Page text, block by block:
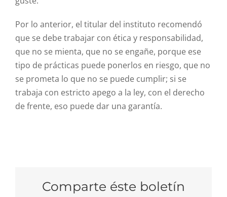
Por lo anterior, el titular del instituto recomendó
que se debe trabajar con ética y responsabilidad,
que no se mienta, que no se engañe, porque ese
tipo de prácticas puede ponerlos en riesgo, que no
se prometa lo que no se puede cumplir; si se
trabaja con estricto apego a la ley, con el derecho
de frente, eso puede dar una garantía.
Comparte éste boletín